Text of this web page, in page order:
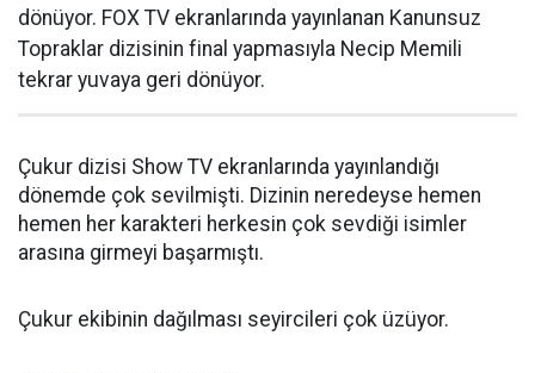
dönüyor. FOX TV ekranlarında yayınlanan Kanunsuz
Topraklar dizisinin final yapmasıyla Necip Memili
tekrar yuvaya geri dönüyor.
Çukur dizisi Show TV ekranlarında yayınlandığı
dönemde çok sevilmişti. Dizinin neredeyse hemen
hemen her karakteri herkesin çok sevdiği isimler
arasına girmeyi başarmıştı.
Çukur ekibinin dağılması seyircileri çok üzüyor.